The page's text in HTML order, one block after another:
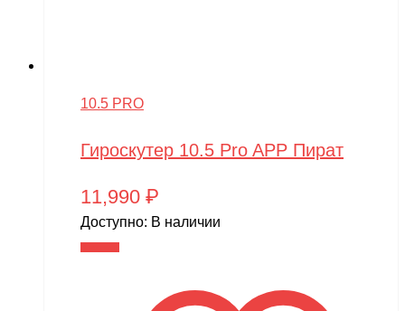
10.5 PRO
Гироскутер 10.5 Pro APP Пират
11,990 ₽
Доступно: В наличии